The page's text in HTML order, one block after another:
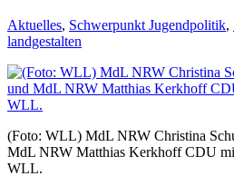
Aktuelles, Schwerpunkt Jugendpolitik,
landgestalten
(Foto: WLL) MdL NRW Christina
MdL NRW Matthias Kerkhoff CDU
WLL.